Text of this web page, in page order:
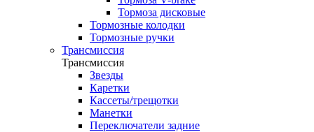
Тормоза дисковые
Тормозные колодки
Тормозные ручки
Трансмиссия
Трансмиссия
Звезды
Каретки
Кассеты/трещотки
Манетки
Переключатели задние